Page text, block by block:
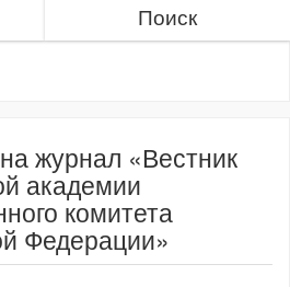
Поиск
журнал «Вестник
академии
комитета
Федерации»